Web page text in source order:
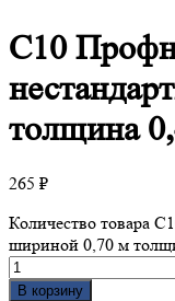
С10
толщина
265 ₽
Количество товара
шириной 0,70 м
В корзину